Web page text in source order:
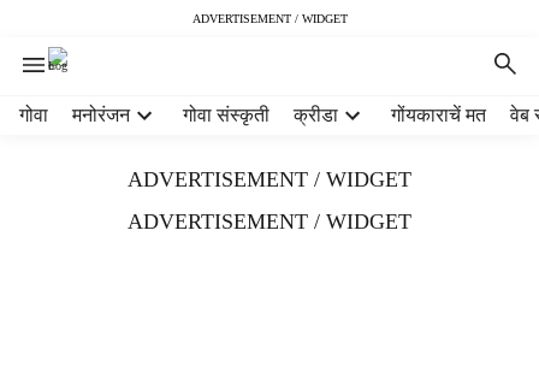
ADVERTISEMENT / WIDGET
गोवा मनोरंजन गोवा संस्कृती क्रीडा गोंयकाराचें मत वेब
ADVERTISEMENT / WIDGET
ADVERTISEMENT / WIDGET